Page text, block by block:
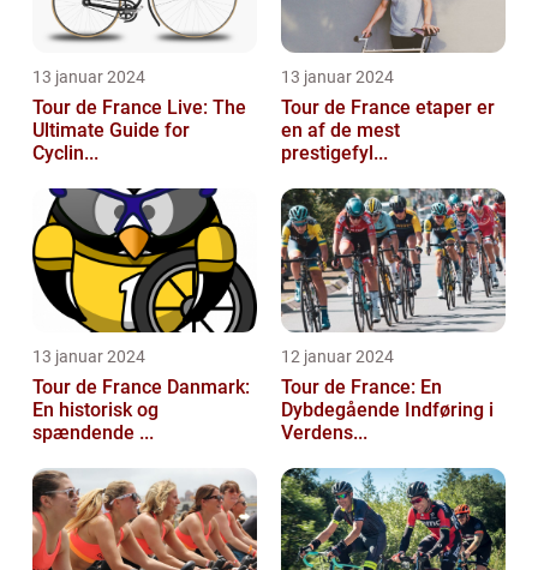
13 januar 2024
Tour de France Live: The
Ultimate Guide for
Cyclin...
13 januar 2024
Tour de France etaper er
en af de mest
prestigefyl...
13 januar 2024
Tour de France Danmark:
En historisk og
spændende ...
12 januar 2024
Tour de France: En
Dybdegående Indføring i
Verdens...